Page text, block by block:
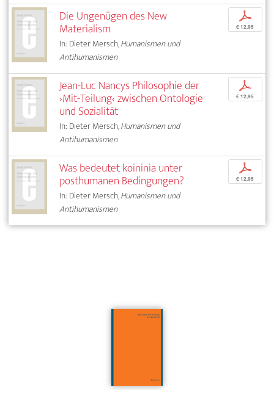
Die Ungenügen des New
Materialism
In: Dieter Mersch,Humanismen und
Antihumanismen
p
€ 12,95
Jean-Luc Nancys Philosophie der
›Mit-Teilung‹ zwischen Ontologie
und Sozialität
In: Dieter Mersch,Humanismen und
Antihumanismen
p
€ 12,95
Was bedeutet koininia unter
posthumanen Bedingungen?
In: Dieter Mersch,Humanismen und
Antihumanismen
p
€ 12,95